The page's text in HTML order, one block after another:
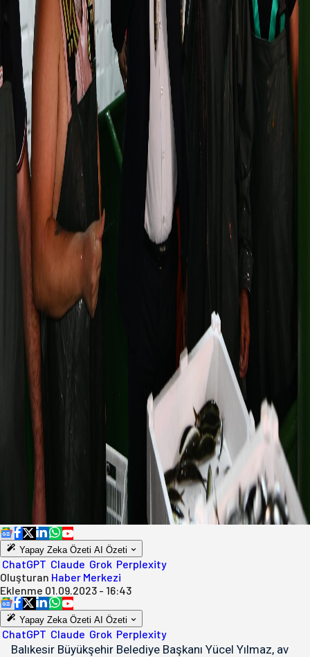
Yapay Zeka Özeti AI Özeti
ChatGPT Claude Grok Perplexity
Oluşturan Haber Merkezi
Eklenme 01.09.2023 - 16:43
Yapay Zeka Özeti AI Özeti
ChatGPT Claude Grok Perplexity
Balıkesir Büyükşehir Belediye Başkanı Yücel Yılmaz, av